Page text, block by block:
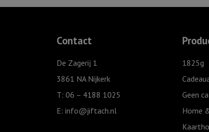
cm
Contact
De Zagerij 1
3861 NA Nijkerk
T: 06 – 4188 1025
E: info@jiftach.nl
1825g
Geen
Home